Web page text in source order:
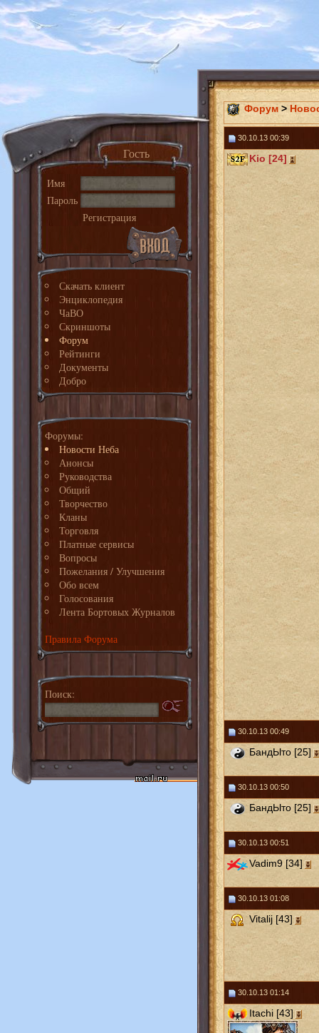
Гость
Имя
Пароль
Регистрация
Скачать клиент
Энциклопедия
ЧаВО
Скриншоты
Форум
Рейтинги
Документы
Добро
Форумы:
Новости Неба
Анонсы
Руководства
Общий
Творчество
Кланы
Торговля
Платные сервисы
Вопросы
Пожелания / Улучшения
Обо всем
Голосования
Лента Бортовых Журналов
Правила Форума
Поиск:
Форум >
30.10.13 00:39
Kio [24]
30.10.13 00:49
БандЫто [25]
30.10.13 00:50
БандЫто [25]
30.10.13 00:51
Vadim9 [34]
30.10.13 01:08
Vitalij [43]
30.10.13 01:14
Itachi [43]